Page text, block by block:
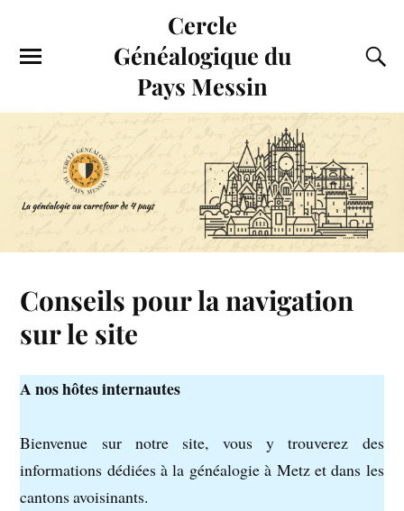
Cercle
Généalogique du
Pays Messin
Conseils pour la navigation
sur le site
A nos hôtes internautes
Bienvenue sur notre site, vous y trouverez des
informations dédiées à la généalogie à Metz et dans les
cantons avoisinants.